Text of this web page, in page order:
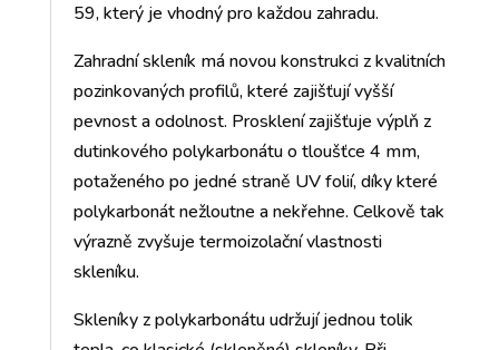
59, který je vhodný pro každou zahradu.
Zahradní skleník má novou konstrukci z kvalitních
pozinkovaných profilů, které zajišťují vyšší
pevnost a odolnost. Prosklení zajišťuje výplň z
dutinkového polykarbonátu o tloušťce 4 mm,
potaženého po jedné straně UV folií, díky které
polykarbonát nežloutne a nekřehne. Celkově tak
výrazně zvyšuje termoizolační vlastnosti
skleníku.
Skleníky z polykarbonátu udržují jednou tolik